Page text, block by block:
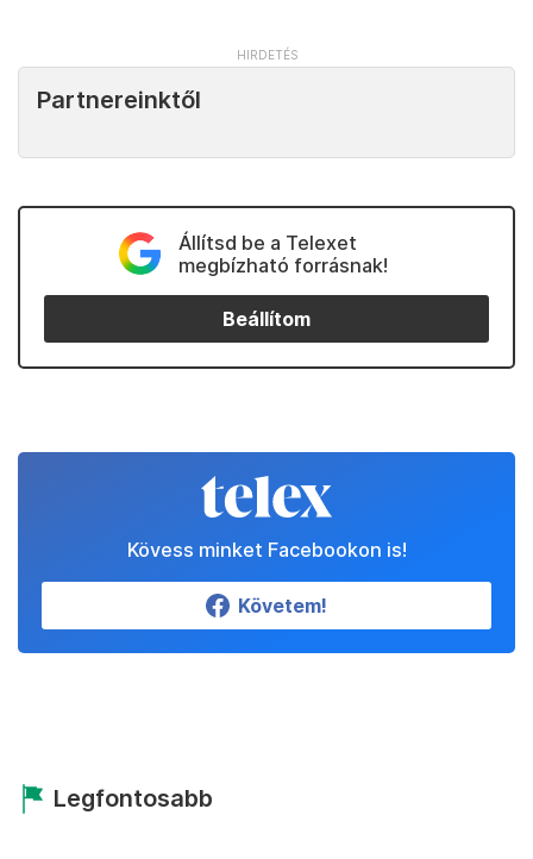
Partnereinktől
Állítsd be a Telexet
megbízható forrásnak!
Beállítom
Kövess minket Facebookon is!
Követem!
Legfontosabb